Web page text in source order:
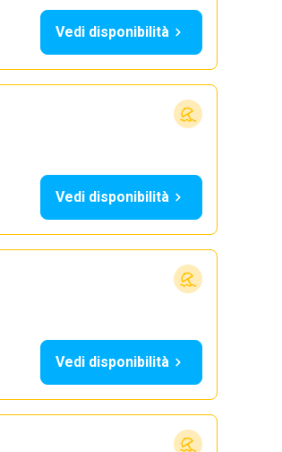
Vedi disponibilità
Vedi disponibilità
Vedi disponibilità